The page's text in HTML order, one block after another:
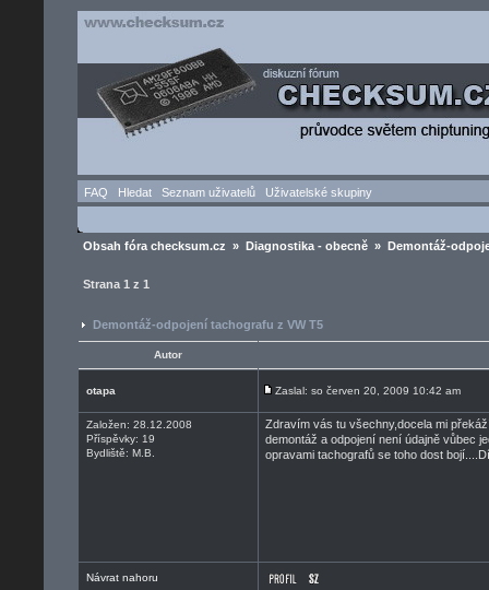
FAQ Hledat Seznam uživatelů Uživatelské skupiny
Obsah fóra checksum.cz » Diagnostika - obecně » Demontáž-
Strana 1 z 1
Demontáž-odpojení tachografu z VW T5
Autor
otapa Zaslal: so červen 20, 2009 10:42 am
Založen: 28.12.2008
Příspěvky: 19
Bydliště: M.B.
Zdravím vás tu všechny,docela mi
demontáž a odpojení není údajně vůbec
opravami tachografů se toho dost
Návrat nahoru